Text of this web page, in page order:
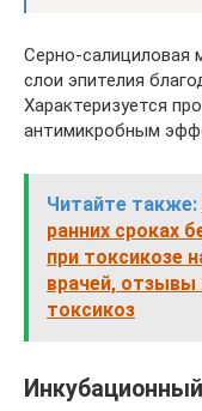
Серно-салициловая
слои эпителия
Характеризуется
антимикробным
Читайте также:
ранних сроках
при токсикозе
врачей,
токсикоз